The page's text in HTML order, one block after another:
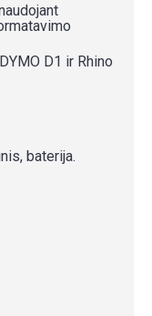
D1 ir Rhino
baterija.